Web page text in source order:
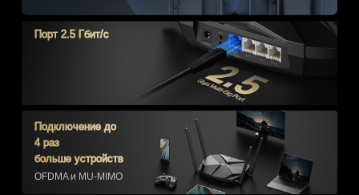
Порт 2.5 Гбит/с
Подключение до
4 раз
больше устройств
OFDMA и MU-MIMO